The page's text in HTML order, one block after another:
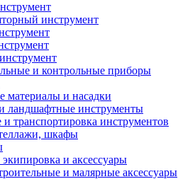
инструмент
и контрольные приборы
материалы и насадки
ландшафтные инструменты
транспортировка инструментов
шкафы
и аксессуары
и малярные аксессуары